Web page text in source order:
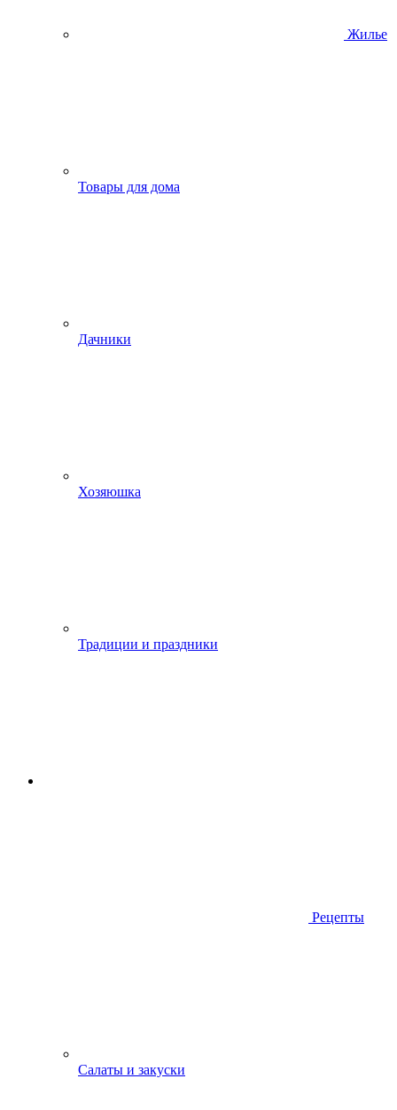
Жилье
Товары для дома
Дачники
Хозяюшка
Традиции и праздники
Рецепты
Салаты и закуски